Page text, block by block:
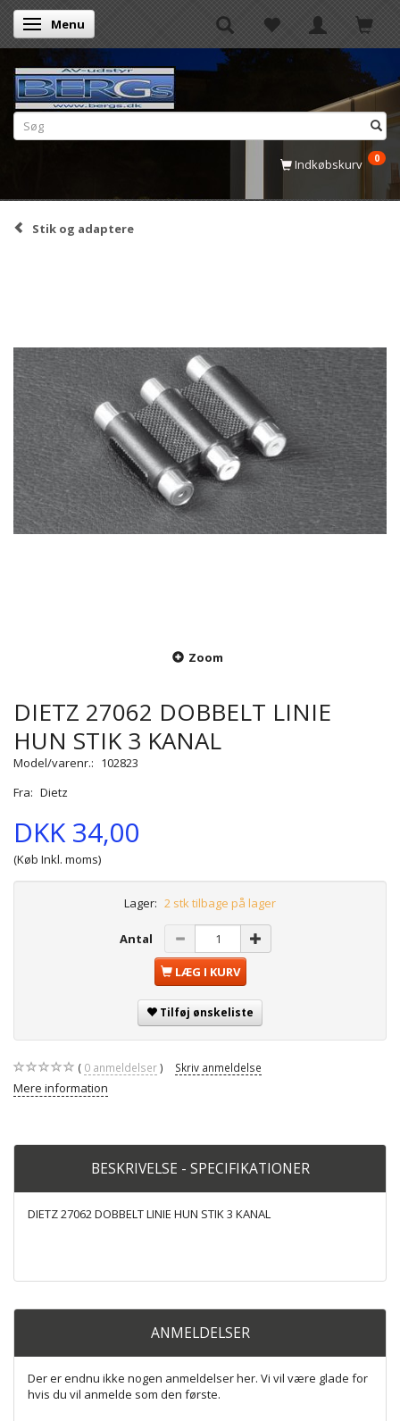
Skifte navigation
Menu
Indkøbskurv 0
Stik og adaptere
Zoom
DIETZ 27062 DOBBELT LINIE
HUN STIK 3 KANAL
Model/varenr.: 102823
Fra: Dietz
DKK 34,00
(Køb Inkl. moms)
Lager: 2 stk tilbage på lager
Antal
LÆG I KURV
Tilføj ønskeliste
0 anmeldelser Skriv anmeldelse
Mere information
BESKRIVELSE - SPECIFIKATIONER
DIETZ 27062 DOBBELT LINIE HUN STIK 3 KANAL
ANMELDELSER
Der er endnu ikke nogen anmeldelser her. Vi vil være glade for
hvis du vil anmelde som den første.